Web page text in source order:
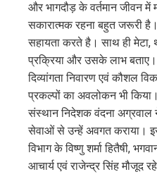
और भागदौड़ के वर्तमान जीवन
सकारात्मक रहना बहुत जरूरी
सहायता करते है। साथ ही मेटा,
प्रक्रिया और उसके लाभ
दिव्यांगता निवारण एवं कौशल
प्रकल्पों का अवलोकन भी किया।
संस्थान निदेशक वंदना
सेवाओं से उन्हें अवगत कराया।
विभाग के विष्णु शर्मा हितैषी,
आचार्य एवं राजेन्द्र सिंह मौजूद